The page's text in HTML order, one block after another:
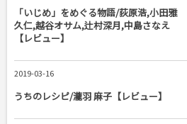
「いじめ」をめぐる物語/荻原浩,小田雅
久仁,越谷オサム,辻村深月,中島さなえ
【レビュー】
2019-03-16
うちのレシピ/瀧羽 麻子【レビュー】